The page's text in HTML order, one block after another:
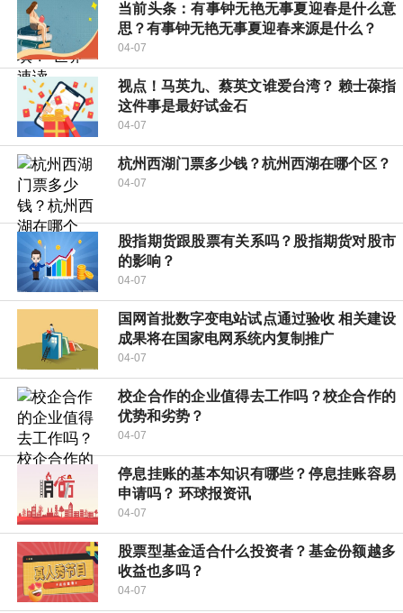
当前头条：有事钟无艳无事夏迎春是什么意
思？有事钟无艳无事夏迎春来源是什么？
04-07
视点！马英九、蔡英文谁爱台湾？ 赖士葆指
这件事是最好试金石
04-07
杭州西湖门票多少钱？杭州西湖在哪个区？
04-07
股指期货跟股票有关系吗？股指期货对股市
的影响？
04-07
国网首批数字变电站试点通过验收 相关建设
成果将在国家电网系统内复制推广
04-07
校企合作的企业值得去工作吗？校企合作的
优势和劣势？
04-07
停息挂账的基本知识有哪些？停息挂账容易
申请吗？ 环球报资讯
04-07
股票型基金适合什么投资者？基金份额越多
收益也多吗？
04-07